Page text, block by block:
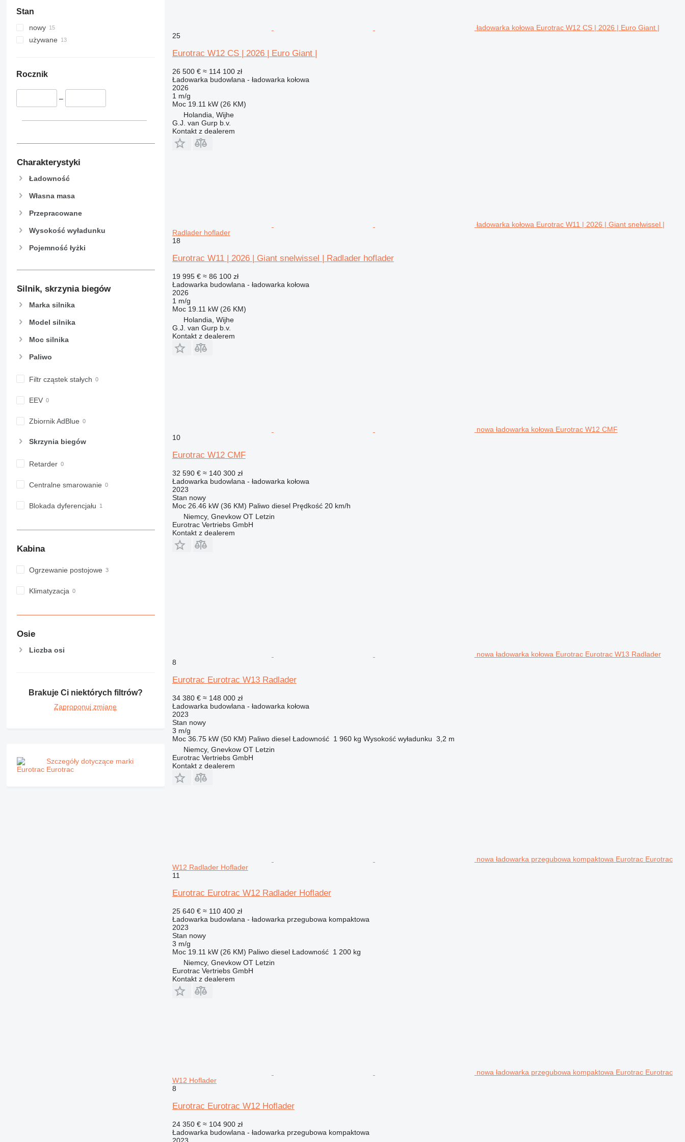
962
963
973
988
D series
GC
Stan
nowy
używane
Rocznik
–
Charakterystyki
Ładowność
Własna masa
Przepracowane
Wysokość wyładunku
Pojemność łyżki
Silnik, skrzynia biegów
Marka silnika
Model silnika
Moc silnika
Paliwo
Filtr cząstek stałych
EEV
Zbiornik AdBlue
Skrzynia biegów
Retarder
Centralne smarowanie
Blokada dyferencjału
Kabina
Ogrzewanie postojowe
Klimatyzacja
Osie
Liczba osi
Brakuje Ci niektórych filtrów?
Zaproponuj zmianę
Szczegóły dotyczące marki
Eurotrac
ładowarka kołowa Eurotrac W12 CS | 2026 | Euro Giant |
25
Eurotrac W12 CS | 2026 | Euro Giant |
26 500 € ≈ 114 100 zł
Ładowarka budowlana - ładowarka kołowa
2026
1 m/g
Moc 19.11 kW (26 KM)
Holandia, Wijhe
G.J. van Gurp b.v.
Kontakt z dealerem
ładowarka kołowa Eurotrac W11 | 2026 | Giant snelwissel |
Radlader hoflader
18
Eurotrac W11 | 2026 | Giant snelwissel | Radlader hoflader
19 995 € ≈ 86 100 zł
Ładowarka budowlana - ładowarka kołowa
2026
1 m/g
Moc 19.11 kW (26 KM)
Holandia, Wijhe
G.J. van Gurp b.v.
Kontakt z dealerem
nowa ładowarka kołowa Eurotrac W12 CMF
10
Eurotrac W12 CMF
32 590 € ≈ 140 300 zł
Ładowarka budowlana - ładowarka kołowa
2023
Stan nowy
Moc 26.46 kW (36 KM) Paliwo diesel Prędkość 20 km/h
Niemcy, Gnevkow OT Letzin
Eurotrac Vertriebs GmbH
Kontakt z dealerem
nowa ładowarka kołowa Eurotrac Eurotrac W13 Radlader
8
Eurotrac Eurotrac W13 Radlader
34 380 € ≈ 148 000 zł
Ładowarka budowlana - ładowarka kołowa
2023
Stan nowy
3 m/g
Moc 36.75 kW (50 KM) Paliwo diesel Ładowność 1 960 kg Wysokość wyładunku 3,2 m
Niemcy, Gnevkow OT Letzin
Eurotrac Vertriebs GmbH
Kontakt z dealerem
nowa ładowarka przegubowa kompaktowa Eurotrac Eurotrac
W12 Radlader Hoflader
11
Eurotrac Eurotrac W12 Radlader Hoflader
25 640 € ≈ 110 400 zł
Ładowarka budowlana - ładowarka przegubowa kompaktowa
2023
Stan nowy
3 m/g
Moc 19.11 kW (26 KM) Paliwo diesel Ładowność 1 200 kg
Niemcy, Gnevkow OT Letzin
Eurotrac Vertriebs GmbH
Kontakt z dealerem
nowa ładowarka przegubowa kompaktowa Eurotrac Eurotrac
W12 Hoflader
8
Eurotrac Eurotrac W12 Hoflader
24 350 € ≈ 104 900 zł
Ładowarka budowlana - ładowarka przegubowa kompaktowa
2023